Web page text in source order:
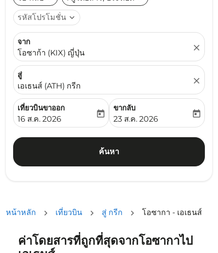
รหัสโปรโมชั่น expand_more
จาก
โอซาก้า (KIX) ญี่ปุ่น
close
สู่
เอเธนส์ (ATH) กรีก
close
เที่ยวบินขาออก
fc-booking-departure-date-aria-label
16 ส.ค. 2026
today
ขากลับ
fc-booking-return-date-
23 ส.ค. 2026
today
ค้นหา
หน้าหลัก เที่ยวบิน สู่ กรีก โอซากา - เอเธนส์
ค่าโดยสารที่ถูกที่สุดจากโอซากาไป
ลองอัปเดตเส้นทางของคุณ (ต้นทางและ/หรือปลายทาง) หรื